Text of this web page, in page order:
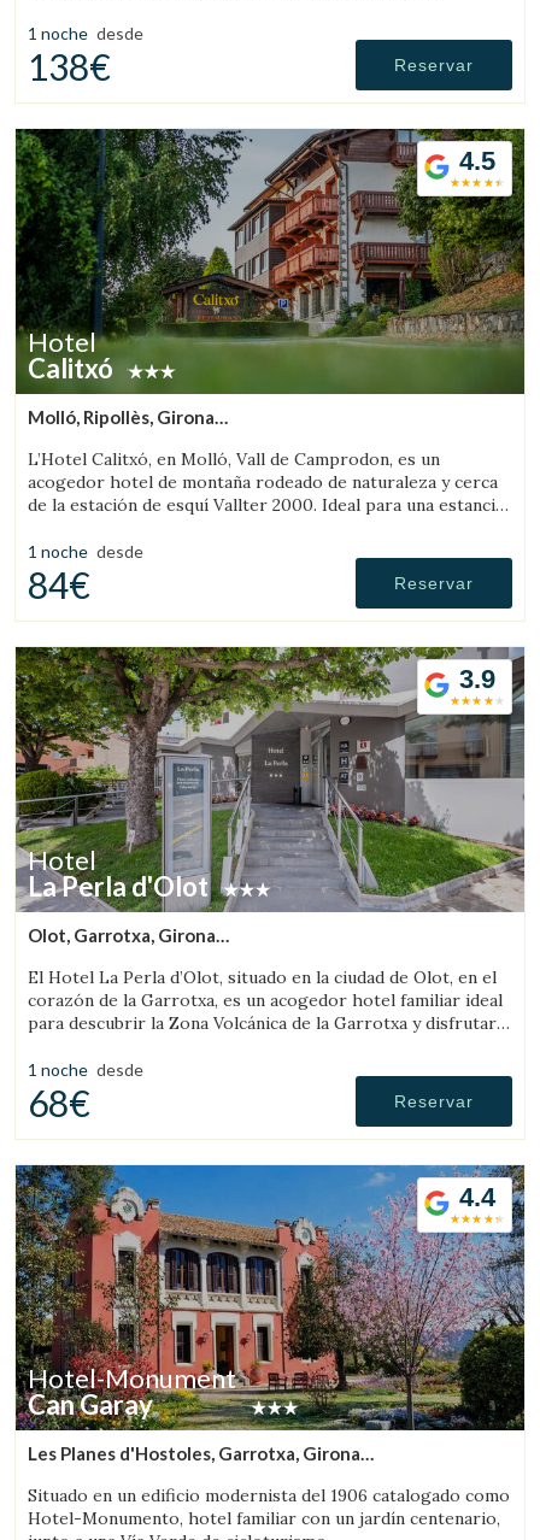
1 noche desde
138€ Reservar
4.5
Hotel
Calitxó
Molló, Ripollès, Girona
L’Hotel Calitxó, en Molló, Vall de Camprodon, es un
acogedor hotel de montaña rodeado de naturaleza y cerca
de la estación de esquí Vallter 2000. Ideal para una estancia
1 noche desde
84€ Reservar
3.9
Hotel
La Perla d'Olot
Olot, Garrotxa, Girona
El Hotel La Perla d’Olot, situado en la ciudad de Olot, en el
corazón de la Garrotxa, es un acogedor hotel familiar ideal
para descubrir la Zona Volcánica de la Garrotxa y disfrutar
1 noche desde
68€ Reservar
4.4
Hotel-Monument
Can Garay
Les Planes d'Hostoles, Garrotxa, Girona
Situado en un edificio modernista del 1906 catalogado como
Hotel-Monumento, hotel familiar con un jardín centenario,
Guardar configuración Aceptar todas